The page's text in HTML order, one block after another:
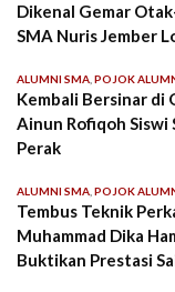
Dikenal Gemar
SMA Nuris Jember
ALUMNI SMA POJOK
Kembali Bersinar di
Ainun Rofiqoh Siswi
Perak
ALUMNI SMA POJOK
Tembus Teknik
Muhammad Dika
Buktikan Prestasi